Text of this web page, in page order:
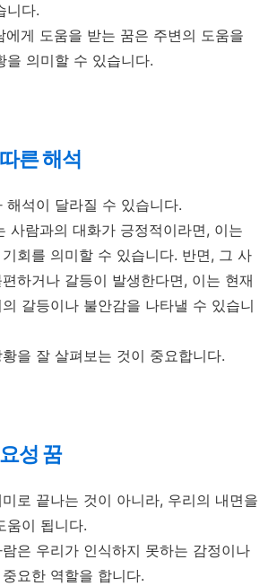
니다.
에게 도움을 받는 꿈은 주변의 도움을
을 의미할 수 있습니다.
른 해석
해석이 달라질 수 있습니다.
사람과의 대화가 긍정적이라면, 이는
회를 의미할 수 있습니다. 반면, 그 사
하거나 갈등이 발생한다면, 이는 현재
갈등이나 불안감을 나타낼 수 있습니
을 잘 살펴보는 것이 중요합니다.
성 꿈
로 끝나는 것이 아니라, 우리의 내면을
움이 됩니다.
은 우리가 인식하지 못하는 감정이나
요한 역할을 합니다.